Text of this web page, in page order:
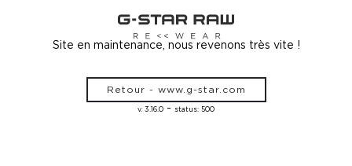
Site en maintenance, nous revenons très vite !
Retour - www.g-star.com
v. 3.16.0 - status: 500